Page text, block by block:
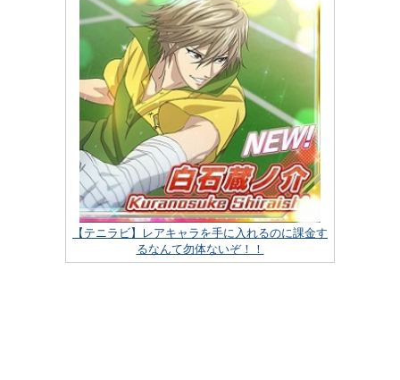
【テニラビ】レアキャラを手に入れるのに課金す
るなんて勿体ないぞ！！